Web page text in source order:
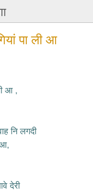
पा ली आ
आ ,
नि लगदी
आ,
देरी